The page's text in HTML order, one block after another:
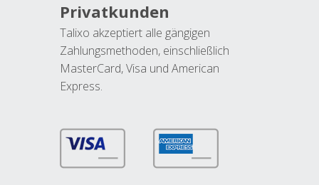
Privatkunden
Talixo akzeptiert alle gängigen
Zahlungsmethoden, einschließlich
MasterCard, Visa und American
Express.